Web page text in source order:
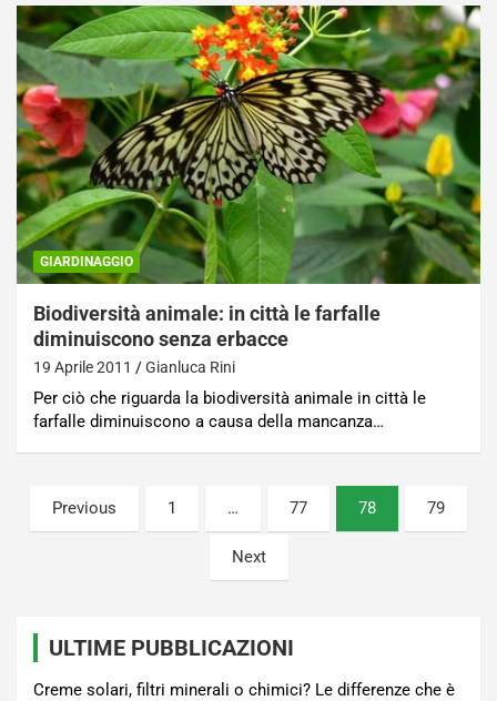
GIARDINAGGIO
Biodiversità animale: in città le farfalle
diminuiscono senza erbacce
19 Aprile 2011 Gianluca Rini
Per ciò che riguarda la biodiversità animale in città le
farfalle diminuiscono a causa della mancanza…
Paginazione
degli
Previous 1 … 77 78 79
Next
ULTIME PUBBLICAZIONI
Creme solari, filtri minerali o chimici? Le differenze che è